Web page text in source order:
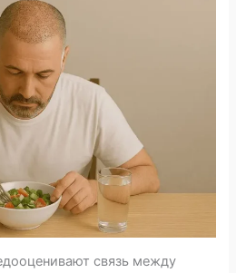
связь между